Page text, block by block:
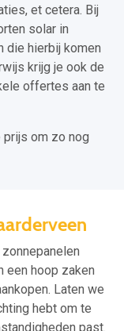
et cetera. Bij
solar in
die hierbij komen
krijg je ook de
offertes aan te
prijs om zo nog
een hoop zaken
Laten we
hebt om te
past.